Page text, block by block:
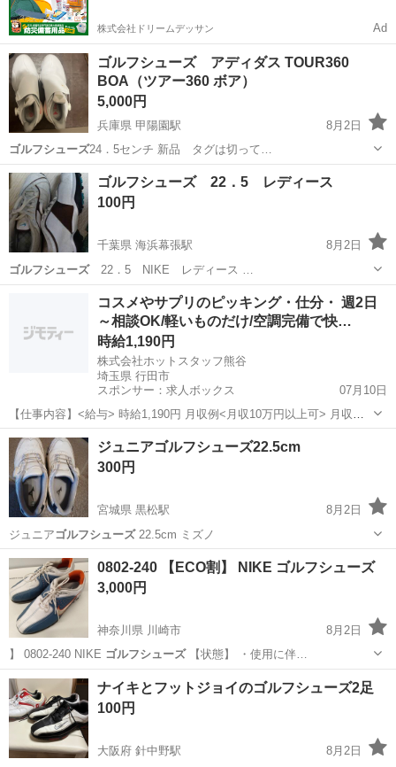
株式会社ドリームデッサン Ad
ゴルフシューズ アディダス TOUR360
BOA（ツアー360 ボア）
5,000円
兵庫県 甲陽園駅
8月2日
ゴルフシューズ24．5センチ 新品 タグは切って…
兵庫 西宮市 甲陽園駅 ゴルフ
ゴルフシューズ 22．5 レディース
100円
千葉県 海浜幕張駅
8月2日
ゴルフシューズ22．5 NIKE レディース …
海浜幕張駅 ゴルフ ゴルフシューズ
コスメやサプリのピッキング・仕分・ 週2日
～相談OK/軽いものだけ/空調完備で快…
時給1,190円
株式会社ホットスタッフ熊谷
埼玉県 行田市
スポンサー：求人ボックス
07月10日
【仕事内容】<給与> 時給1,190円 月収例<月収10万円以上可> 月収例:
時給×5.75h×15日=102,638円 1日の実働8時間以降の時給:1,488円 給料
日:毎月末日 スグにお金がほしい方は!! <日払い/即払い/週...
アルバイト・パート / 派遣社員
ジュニアゴルフシューズ22.5cm
300円
宮城県 黒松駅
8月2日
ジュニア ゴルフシューズ22.5cm ミズノ
宮城 仙台市 ゴルフ ゴルフシューズ
0802-240 【ECO割】 NIKE ゴルフシューズ
3,000円
神奈川県 川崎市
8月2日
】 0802-240 NIKE ゴルフシューズ 【状態】 ・使用に伴…
神奈川 川崎市 ゴルフ ゴルフシューズ
ナイキとフットジョイのゴルフシューズ2足
100円
大阪府 針中野駅
8月2日